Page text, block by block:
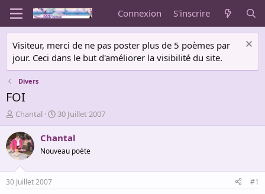
Connexion S'inscrire
Visiteur, merci de ne pas poster plus de 5 poèmes par
jour. Ceci dans le but d'améliorer la visibilité du site.
Divers
FOI
A
u
t
e
u
r
d
e
Chantal
D
a
t
d
é
30 Juillet 2007
Chantal
Nouveau poète
30 Juillet 2007 #1